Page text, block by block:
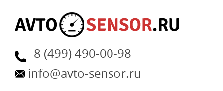
8 (499) 490-00-98
info@avto-sensor.ru